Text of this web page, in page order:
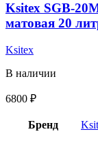
Ksitex SGB-
матовая 20
Ksitex
В наличии
6800 ₽
Бренд